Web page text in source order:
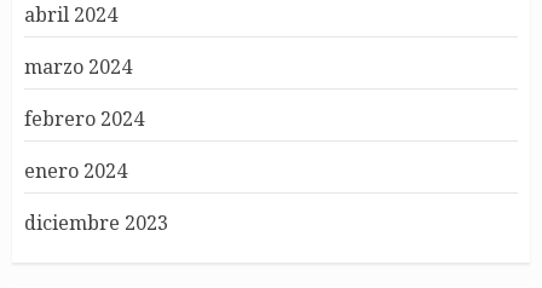
abril 2024
marzo 2024
febrero 2024
enero 2024
diciembre 2023